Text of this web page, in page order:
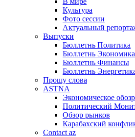
Культура
Фото сессии
Актуальный
Выпуски
Бюллетнь Политика
Бюллетнь Экономика
Бюллетнь Финансы
Бюллетнь
Прошу слова
ASTNA
Экономическое
Политический
Обзор рынков
Карабахский
Contact az